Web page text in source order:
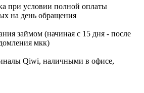
при условии полной оплаты
на день обращения
займом (начиная с 15 дня - после
мкк)
Qiwi, наличными в офисе,